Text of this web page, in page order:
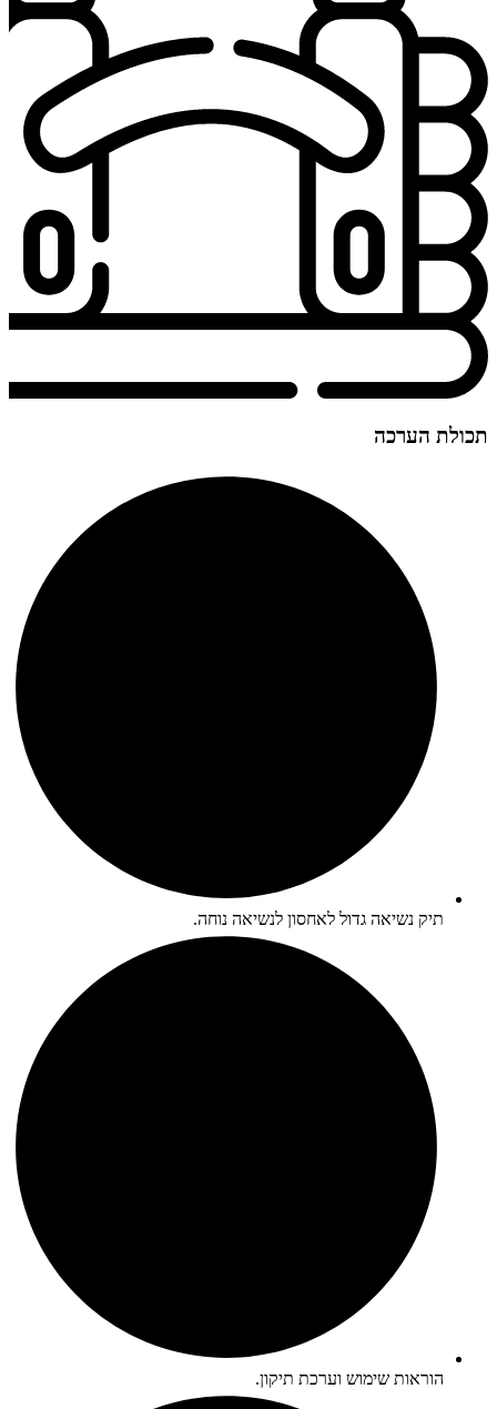
תכולת הערכה
תיק נשיאה גדול לאחסון לנשיאה נוחה.
הוראות שימוש וערכת תיקון.